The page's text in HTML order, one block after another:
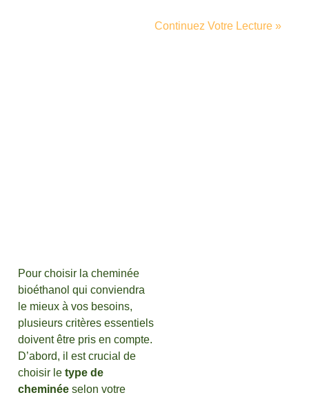
Pour choisir la cheminée
bioéthanol qui conviendra
le mieux à vos besoins,
plusieurs critères essentiels
doivent être pris en compte.
D’abord, il est crucial de
choisir le type de
cheminée selon votre
Continuez Votre Lecture »